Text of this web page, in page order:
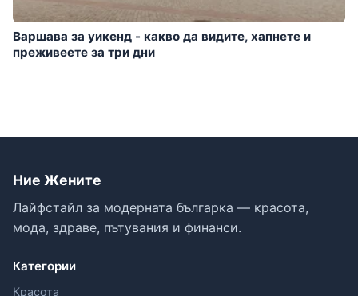
Варшава за уикенд - какво да видите, хапнете и
преживеете за три дни
Ние Жените
Лайфстайл за модерната българка — красота,
мода, здраве, пътувания и финанси.
Категории
Красота